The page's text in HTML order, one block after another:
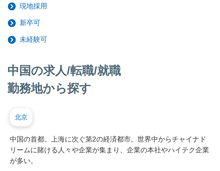
現地採用
新卒可
未経験可
中国の求人/転職/就職
勤務地から探す
北京
中国の首都。上海に次ぐ第2の経済都市。世界中からチャイナド
リームに賭ける人々や企業が集まり、企業の本社やハイテク企業
が多い。